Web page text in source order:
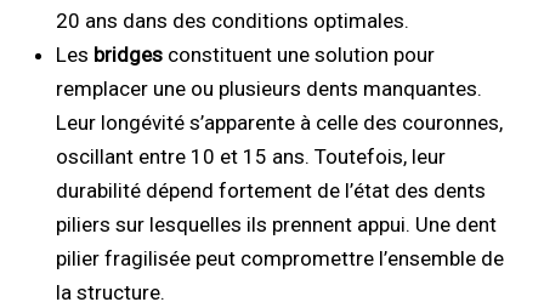
20 ans dans des conditions optimales.
Les bridges constituent une solution pour
remplacer une ou plusieurs dents manquantes.
Leur longévité s’apparente à celle des couronnes,
oscillant entre 10 et 15 ans. Toutefois, leur
durabilité dépend fortement de l’état des dents
piliers sur lesquelles ils prennent appui. Une dent
pilier fragilisée peut compromettre l’ensemble de
la structure.